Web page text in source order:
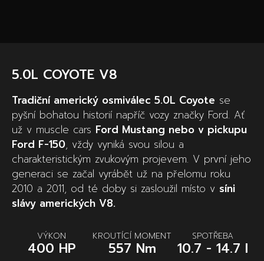
5.0L COYOTE V8
Tradiční americký osmiválec 5.0L Coyote se
pyšní bohatou historií napříč vozy značky Ford. Ať
už v muscle cars Ford Mustang nebo v pickupu
Ford F-150, vždy vyniká svou silou a
charakteristickým zvukovým projevem. V první jeho
generaci se začal vyrábět už na přelomu roku
2010 a 2011, od té doby si zasloužil místo v síni
slávy amerických V8.
VÝKON
400 HP
KROUTÍCÍ MOMENT
557 Nm
SPOTŘEBA
10.7 - 14.7 l